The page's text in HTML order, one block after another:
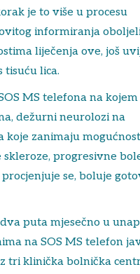
je to više u procesu
informiranja
liječenja ove, još
tisuću lica.
MS telefona na kojem
dežurni neurolozi na
koje zanimaju
progresivne
se, boluje
puta mjesečno u
na SOS MS telefon
tri klinička bolnička